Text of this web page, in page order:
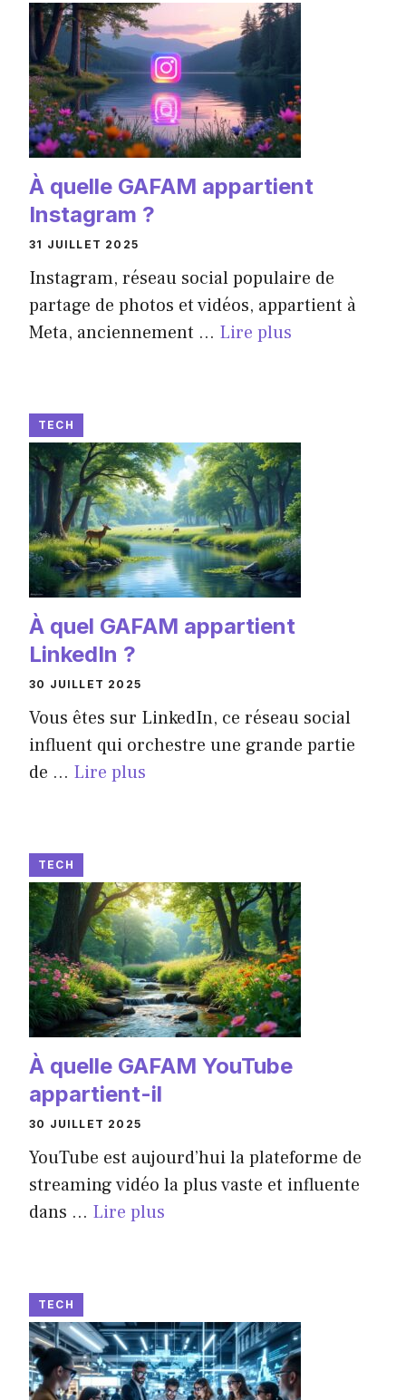
À quelle GAFAM appartient
Instagram ?
31 JUILLET 2025
Instagram, réseau social populaire de
partage de photos et vidéos, appartient à
Meta, anciennement ... Lire plus
TECH
À quel GAFAM appartient
LinkedIn ?
30 JUILLET 2025
Vous êtes sur LinkedIn, ce réseau social
influent qui orchestre une grande partie
de ... Lire plus
TECH
À quelle GAFAM YouTube
appartient-il
30 JUILLET 2025
YouTube est aujourd’hui la plateforme de
streaming vidéo la plus vaste et influente
dans ... Lire plus
TECH